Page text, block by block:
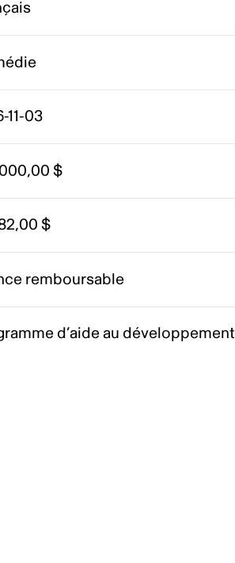
11-03
$
$
remboursable
d’aide au développement